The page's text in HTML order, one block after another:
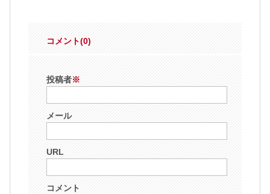
コメント(0)
投稿者※
メール
URL
コメント